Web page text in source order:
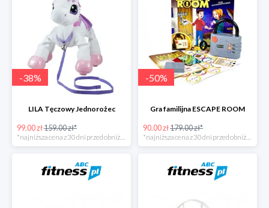
-38%
LILA Tęczowy Jednorożec
99.00 zł159.00 zł*
-50%
Gra familijna ESCAPE ROOM
90.00 zł179.00 zł*